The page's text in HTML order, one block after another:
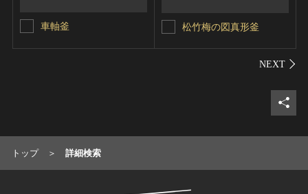
車軸釜 松竹梅の図真形釜
シェ
トップ 詳細検索